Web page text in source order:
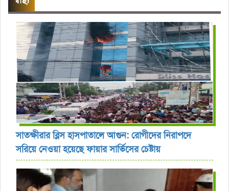
সাতক্ষীরার ব্লিস হাসপাতালে আগুন: রোগীদের নিরাপদে
সরিয়ে নেওয়া হয়েছে ফায়ার সার্ভিসের চেষ্টায়